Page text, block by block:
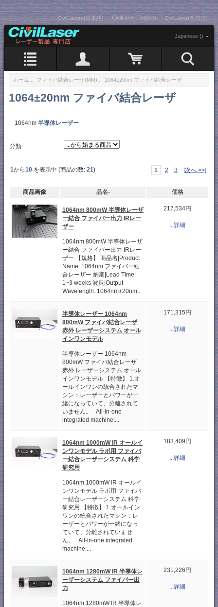
CivilLasers(日本語) CivilLaser(English) CivilLaser(한국어)
Japanese ()
ホーム :: ファイバ結合レーザ(MM) :: 1064±20nm ファイバ結合レーザ
1064±20nm ファイバ結合レーザ
1064nm 半導体レーザー
分類:
1から10 を表示中 (商品の数: 21) 1 2 3 [次へ >>]
商品画像 品名- 価格
1064nm 800mW 半導体レーザ
ー結合 ファイバー出力 IRレー
ザー
1064nm 800mW 半導体レーザ
ー結合 ファイバー出力 IRレー
ザー 【規格】 商品名|Product
Name: 1064nm ファイバー結
合レーザー 納期|Lead Time:
1~3 weeks 波長|Output
Wavelength: 1064nm±20nm...
217,534円
...詳細
半導体レーザー 1064nm
800mW ファイバ結合レーザ
赤外 レーザーシステム オール
インワンモデル
半導体レーザー 1064nm
800mW ファイバ結合レーザ
赤外 レーザーシステム オール
インワンモデル 【特徴】 1.オ
ールインワンの統合されたマ
シン：レーザーとパワーが一
緒になっていて、分離されて
いません。 All-in-one
integrated machine:...
171,315円
...詳細
1064nm 1000mW IR オールイ
ンワンモデル ラボ用 ファイバ
ー結合レーザーシステム 科学
研究用
1064nm 1000mW IR オールイ
ンワンモデル ラボ用 ファイバ
ー結合レーザーシステム 科学
研究用 【特徴】 1.オールイン
ワンの統合されたマシン：レ
ーザーとパワーが一緒になっ
ていて、分離されていませ
ん。 All-in-one integrated
machine:...
183,409円
...詳細
1064nm 1280mW IR 半導体レ
ーザーシステム ファイバー出
力
1064nm 1280mW IR 半導体レ
231,226円
...詳細